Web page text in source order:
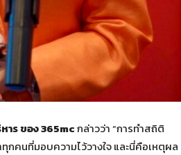
าร ของ365mcกล่าวว่า “การทำสถิติ
คนที่มอบความไว้วางใจ และนี่คือเหตุผล